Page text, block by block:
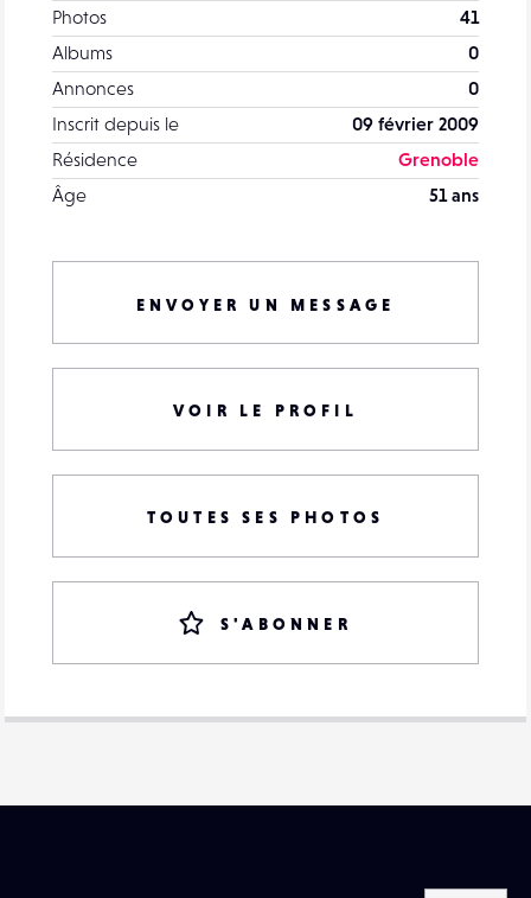
Photos
41
Albums
0
Annonces
0
Inscrit depuis le
09 février 2009
Résidence
Grenoble
Âge
51 ans
ENVOYER UN MESSAGE
VOIR LE PROFIL
TOUTES SES PHOTOS
S'ABONNER